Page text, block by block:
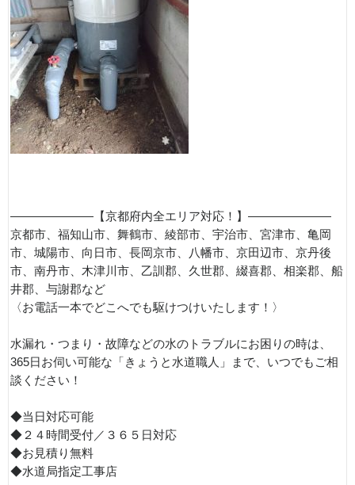
———————【京都府内全エリア対応！】———————
京都市、福知山市、舞鶴市、綾部市、宇治市、宮津市、亀岡
市、城陽市、向日市、長岡京市、八幡市、京田辺市、京丹後
市、南丹市、木津川市、乙訓郡、久世郡、綴喜郡、相楽郡、船
井郡、与謝郡など
〈お電話一本でどこへでも駆けつけいたします！〉
水漏れ・つまり・故障などの水のトラブルにお困りの時は、
365日お伺い可能な「きょうと水道職人」まで、いつでもご相
談ください！
◆当日対応可能
◆２４時間受付／３６５日対応
◆お見積り無料
◆水道局指定工事店